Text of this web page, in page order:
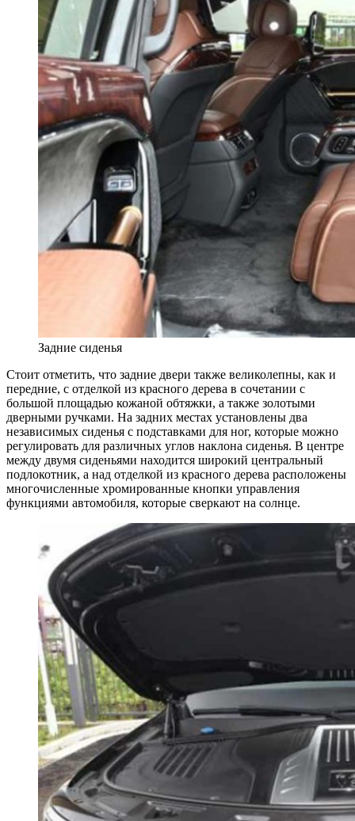
Задние сиденья
Стоит отметить, что задние двери также великолепны, как и
передние, с отделкой из красного дерева в сочетании с
большой площадью кожаной обтяжки, а также золотыми
дверными ручками. На задних местах установлены два
независимых сиденья с подставками для ног, которые можно
регулировать для различных углов наклона сиденья. В центре
между двумя сиденьями находится широкий центральный
подлокотник, а над отделкой из красного дерева расположены
многочисленные хромированные кнопки управления
функциями автомобиля, которые сверкают на солнце.